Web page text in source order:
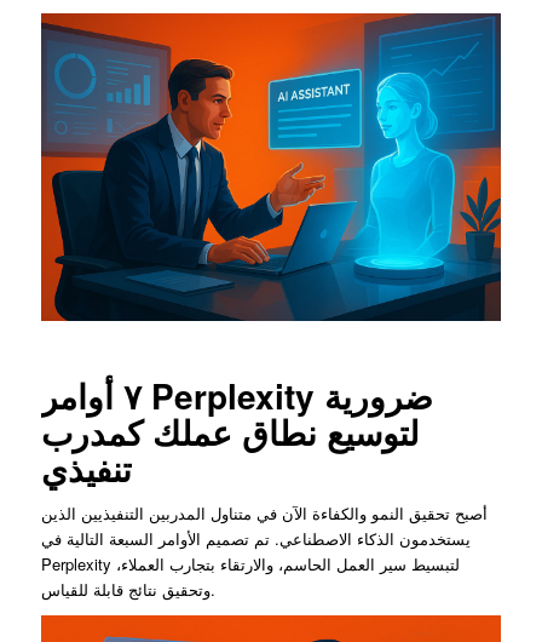
٧ أوامر Perplexity ضرورية
لتوسيع نطاق عملك كمدرب
تنفيذي
أصبح تحقيق النمو والكفاءة الآن في متناول المدربين التنفيذيين الذين
يستخدمون الذكاء الاصطناعي. تم تصميم الأوامر السبعة التالية في
Perplexity لتبسيط سير العمل الحاسم، والارتقاء بتجارب العملاء،
وتحقيق نتائج قابلة للقياس.